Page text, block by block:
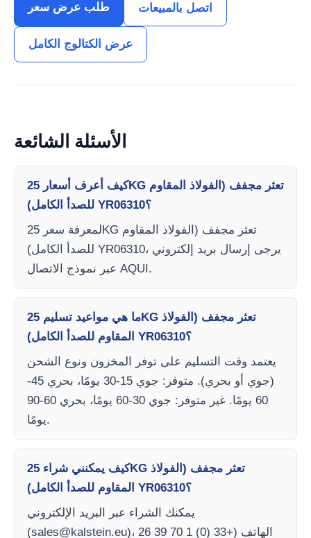
طلب عرض سعر اتصل بالمبيعات
عرض الكتالوج الكامل
الأسئلة الشائعة
كيف أعرف أسعار 25KG تعثر مجفف (الفولاذ المقاوم
للصدأ الكامل) YR06310؟
لمعرفة سعر 25KG تعثر مجفف (الفولاذ المقاوم
للصدأ الكامل) YR06310، يرجى إرسال بريد إلكتروني
عبر نموذج الاتصال AQUI.
ما هي مواعيد تسليم 25KG تعثر مجفف (الفولاذ
المقاوم للصدأ الكامل) YR06310؟
يعتمد وقت التسليم على توفر المخزون ونوع الشحن
(جوي أو بحري). متوفر: جوي 15-30 يومًا، بحري 45-
60 يومًا. غير متوفر: جوي 30-60 يومًا، بحري 60-90
يومًا.
كيف يمكنني شراء 25KG تعثر مجفف (الفولاذ
المقاوم للصدأ الكامل) YR06310؟
يمكنك الشراء عبر البريد الإلكتروني
(sales@kalstein.eu)، الهاتف (+33 (0) 1 70 39 26